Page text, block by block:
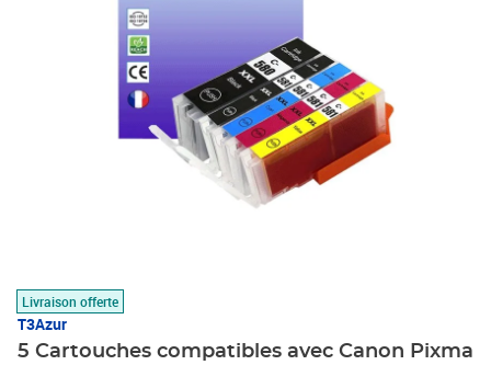
Livraison offerte
T3Azur
5 Cartouches compatibles avec Canon Pixma